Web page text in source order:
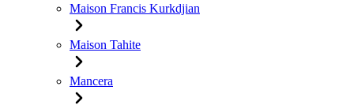
Maison Francis Kurkdjian
Maison Tahite
Mancera